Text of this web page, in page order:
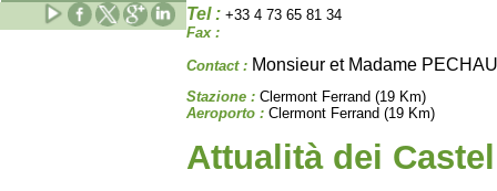
Tel : +33 4 73 65 81 34
Fax :
Contact : Monsieur et Madame
Stazione : Clermont Ferrand (19 Km)
Aeroporto : Clermont Ferrand (19 Km)
Attualità dei